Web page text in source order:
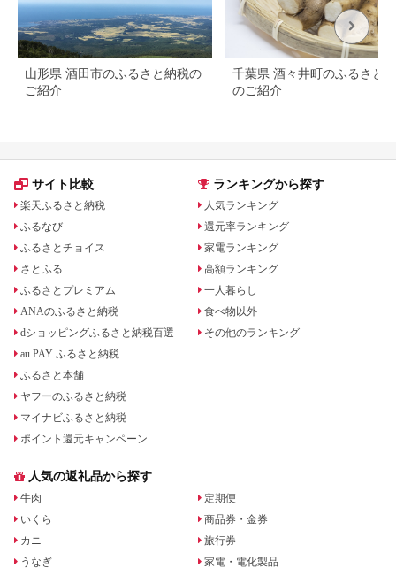
山形県 酒田市のふるさと納税の
ご紹介
千葉県 酒々井町のふるさと
のご紹介
サイト比較
楽天ふるさと納税
ふるなび
ふるさとチョイス
さとふる
ふるさとプレミアム
ANAのふるさと納税
dショッピングふるさと納税百選
au PAY ふるさと納税
ふるさと本舗
ヤフーのふるさと納税
マイナビふるさと納税
ポイント還元キャンペーン
ランキングから探す
人気ランキング
還元率ランキング
家電ランキング
高額ランキング
一人暮らし
食べ物以外
その他のランキング
人気の返礼品から探す
牛肉
いくら
カニ
うなぎ
定期便
商品券・金券
旅行券
家電・電化製品